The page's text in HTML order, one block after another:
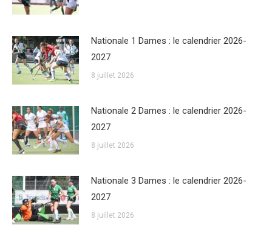
Nationale 1 Dames : le calendrier 2026-
2027
8 juillet 2026
Nationale 2 Dames : le calendrier 2026-
2027
8 juillet 2026
Nationale 3 Dames : le calendrier 2026-
2027
8 juillet 2026